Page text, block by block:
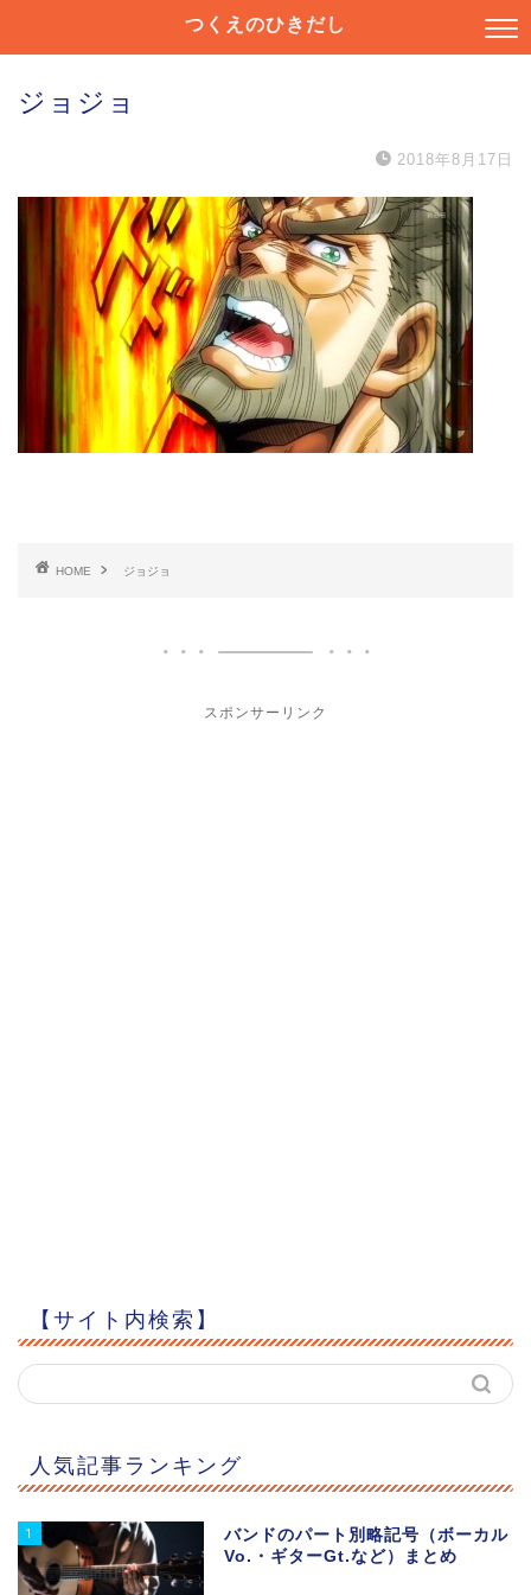
つくえのひきだし
ジョジョ
2018年8月17日
HOME ジョジョ
スポンサーリンク
【サイト内検索】
人気記事ランキング
1
バンドのパート別略記号（ボーカル
Vo.・ギターGt.など）まとめ